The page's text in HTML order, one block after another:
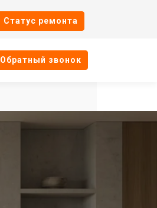
Cтатус ремонта
Oбратный звонок